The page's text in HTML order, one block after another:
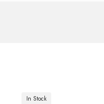
In Stock